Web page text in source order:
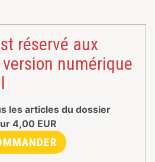
réservé aux
numérique
les articles du dossier
4,00 EUR